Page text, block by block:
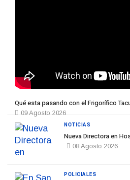
Qué esta pasando con el Frigorífico
09 Agosto 2026
Nueva Directora en
08 Agosto 2026
NOTICIAS
POLICIALES